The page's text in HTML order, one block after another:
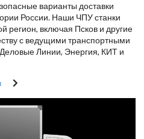
варианты доставки
России. Наши ЧПУ станки
регион, включая Псков и другие
с ведущими транспортными
Линии, Энергия, КИТ и